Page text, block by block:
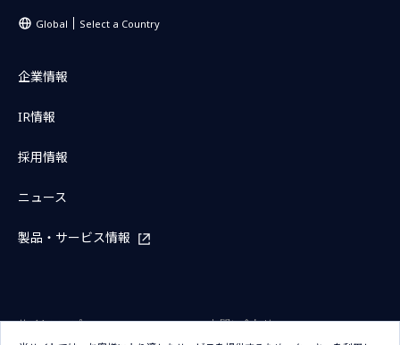
Global Select a Country
企業情報
IR情報
採用情報
ニュース
製品・サービス情報
サイトマップ お問い合わせ